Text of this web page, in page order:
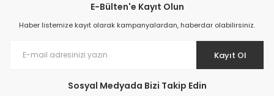
E-Bülten'e Kayıt Olun
Haber listemize kayıt olarak kampanyalardan, haberdar olabilirsiniz.
Kayıt Ol
Sosyal Medyada Bizi Takip Edin